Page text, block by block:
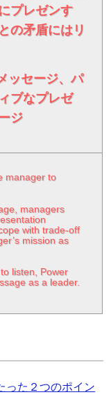
プレゼンす
の矛盾にはリ
ッセージ、パ
ブなプレゼ
ジ
manager to
managers
with trade-off
mission as
listen, Power
as a leader.
った２つのポイン